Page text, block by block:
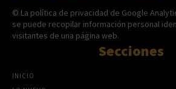
© La política de privacidad de Google
se puede recopilar información personal
visitantes de una página web.
Secciones
INICIO